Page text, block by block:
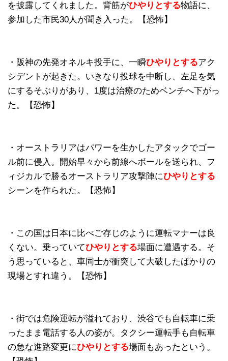
を披露してくれました。背筋がひやりとする物語に、
参加した市民30人が聞き入った。【恐怖】
・阪神の先発オネルキ投手に、一瞬ひやりとするアク
シデントが起きた。いきなり投球を中断し、左足を気
にするそぶりがあり、1度は治療のためベンチへ下がっ
た。【恐怖】
・オーストラリアはパワーを生かしたアタックでゴー
ル前に侵入。開始早々から前線へボールを送られ、フ
ィジカルで勝るオーストラリア攻撃陣にひやりとする
シーンを作られた。【恐怖】
・この国は日本に比べご存じのように運転マナーは良
くない。乗っていてひやりとする場面に遭遇する。そ
う思っていると、車同士が衝突して大破したばかりの
現場とすれ違う。【恐怖】
・街では危険運転が溢れており、渋谷でも自転車に乗
ったまま電話する人の姿が。タクシー運転手も自転車
の急な進路変更にひやりとする場面もあったという。